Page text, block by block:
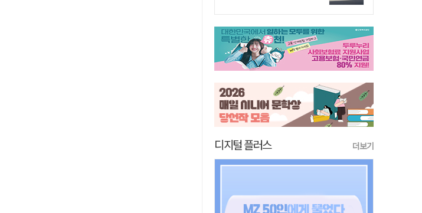
디지털 플러스 더보기